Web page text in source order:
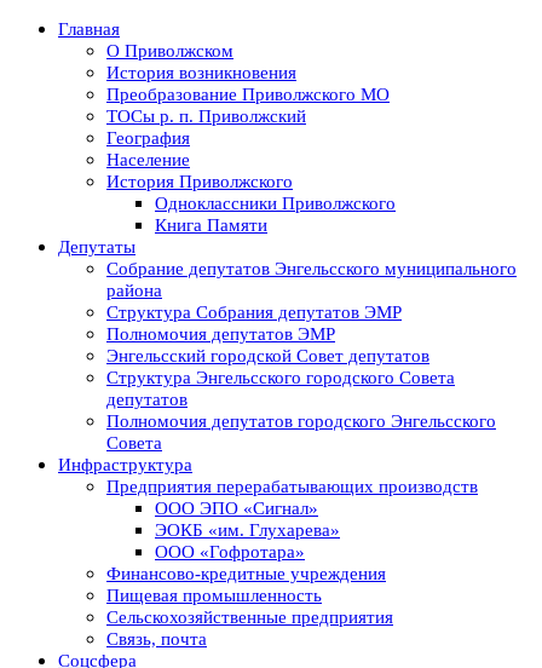
Главная
О Приволжском
История возникновения
Преобразование Приволжского МО
ТОСы р. п. Приволжский
География
Население
История Приволжского
Одноклассники Приволжского
Книга Памяти
Депутаты
Собрание депутатов Энгельсского муниципального
района
Структура Собрания депутатов ЭМР
Полномочия депутатов ЭМР
Энгельсский городской Совет депутатов
Структура Энгельсского городского Совета
депутатов
Полномочия депутатов городского Энгельсского
Совета
Инфраструктура
Предприятия перерабатывающих производств
ООО ЭПО «Сигнал»
ЭОКБ «им. Глухарева»
ООО «Гофротара»
Финансово-кредитные учреждения
Пищевая промышленность
Сельскохозяйственные предприятия
Связь, почта
Соцсфера